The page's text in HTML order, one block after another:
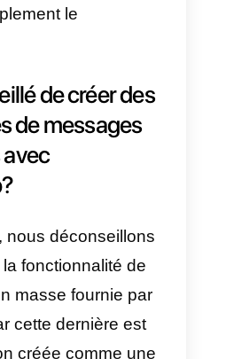
tout ce que nous
connaître.
cette fonction est
des milliers
pour faire connaître
produits et
à un grand nombre
en très peu de
type de campagne
en œuvre sur